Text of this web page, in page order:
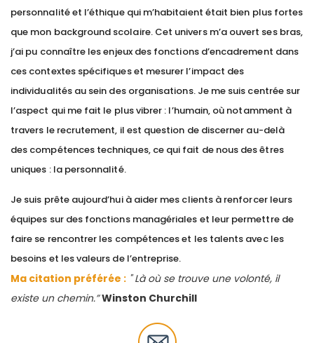
personnalité et l’éthique qui m’habitaient était bien plus fortes
que mon background scolaire. Cet univers m’a ouvert ses bras,
j’ai pu connaître les enjeux des fonctions d’encadrement dans
ces contextes spécifiques et mesurer l’impact des
individualités au sein des organisations. Je me suis centrée sur
l’aspect qui me fait le plus vibrer : l’humain, où notamment à
travers le recrutement, il est question de discerner au-delà
des compétences techniques, ce qui fait de nous des êtres
uniques : la personnalité.
Je suis prête aujourd’hui à aider mes clients à renforcer leurs
équipes sur des fonctions managériales et leur permettre de
faire se rencontrer les compétences et les talents avec les
besoins et les valeurs de l’entreprise.
Ma citation préférée : " Là où se trouve une volonté, il
existe un chemin.”Winston Churchill